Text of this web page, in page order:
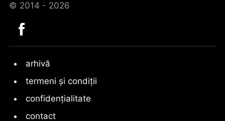
© 2014 - 2026
arhivă
termeni și condiții
confidențialitate
contact